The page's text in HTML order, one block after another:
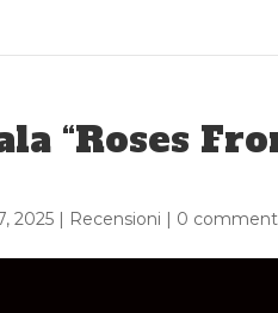
“Roses
2025| Recensioni | 0